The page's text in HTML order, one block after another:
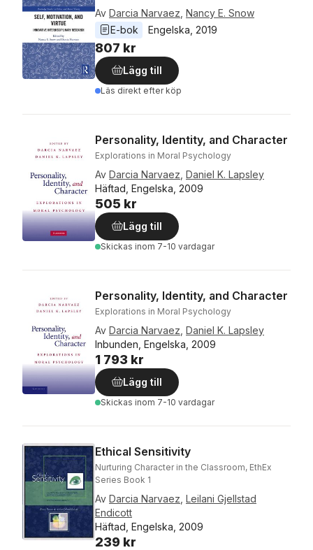
Av Darcia Narvaez Nancy E. Snow
E-bok
Engelska 2019
807 kr
Lägg till
Läs direkt efter köp
Personality, Identity, and Character
Explorations in Moral Psychology
Av Darcia Narvaez Daniel K. Lapsley
Häftad, Engelska, 2009
505 kr
Lägg till
Skickas inom 7-10 vardagar
Personality, Identity, and Character
Explorations in Moral Psychology
Av Darcia Narvaez Daniel K. Lapsley
Inbunden, Engelska, 2009
1 793 kr
Lägg till
Skickas inom 7-10 vardagar
Ethical Sensitivity
Nurturing Character in the Classroom, EthEx
Series Book 1
Av Darcia Narvaez Leilani Gjellstad
Endicott
Häftad, Engelska, 2009
239 kr